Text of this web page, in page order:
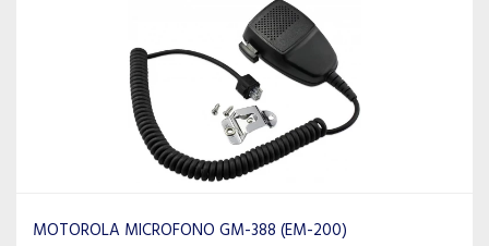
MOTOROLA MICROFONO GM-388 (EM-200)